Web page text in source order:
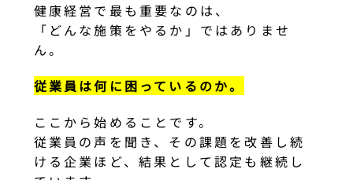
健康経営で最も重要なのは、
「どんな施策をやるか」ではありませ
ん。
従業員は何に困っているのか。
ここから始めることです。
従業員の声を聞き、その課題を改善し続
ける企業ほど、結果として認定も継続し